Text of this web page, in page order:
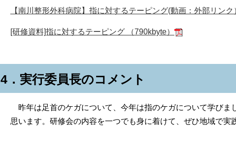
【南川整形外科病院】指に対するテーピング(動画：外部リンク
[研修資料]指に対するテーピング （790kbyte）
4．実行委員長のコメント
昨年は足首のケガについて、今年は指のケガについて学びま
思います。研修会の内容を一つでも身に着けて、ぜひ地域で実